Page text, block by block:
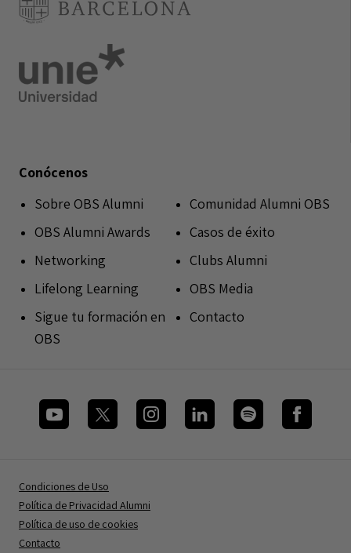
Conócenos
Sobre OBS Alumni
OBS Alumni Awards
Networking
Lifelong Learning
Sigue tu formación en
OBS
Comunidad Alumni OBS
Casos de éxito
Clubs Alumni
OBS Media
Contacto
Condiciones de Uso
Política de Privacidad Alumni
Política de uso de cookies
Contacto